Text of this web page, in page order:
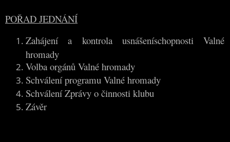
POŘAD JEDNÁNÍ
Zahájení a kontrola usnášeníschopnosti Valné
hromady
Volba orgánů Valné hromady
Schválení programu Valné hromady
Schválení Zprávy o činnosti klubu
Závěr